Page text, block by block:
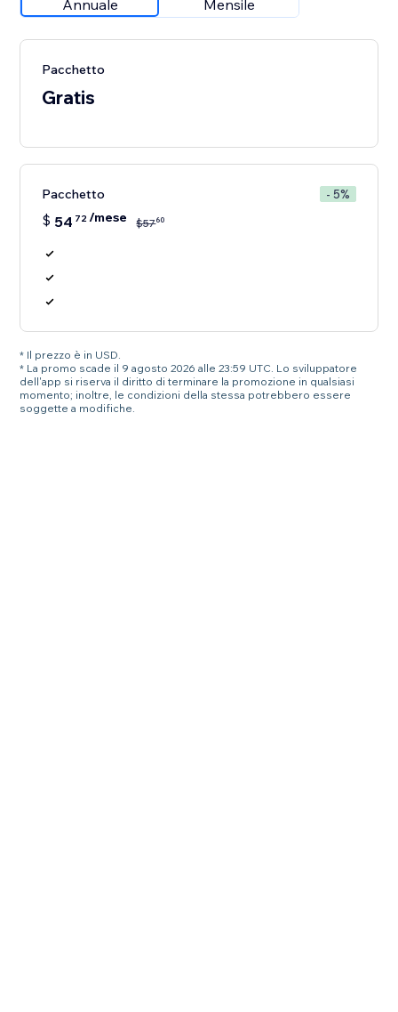
Annuale Mensile
Pacchetto
Gratis
Pacchetto - 5%
$ 54 72/mese $5760
* Il prezzo è in USD.
* La promo scade il 9 agosto 2026 alle 23:59 UTC. Lo sviluppatore
dell'app si riserva il diritto di terminare la promozione in qualsiasi
momento; inoltre, le condizioni della stessa potrebbero essere
soggette a modifiche.